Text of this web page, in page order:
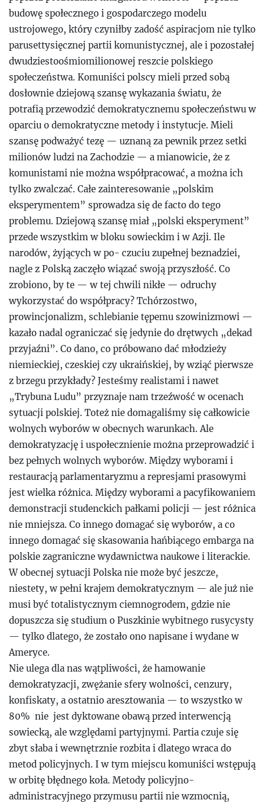
budowę społecznego i gospodarczego modelu
ustrojowego, który czyniłby zadość aspiracjom nie tylko
parusettysięcznej partii komunistycznej, ale i pozostałej
dwudziestoośmiomilionowej reszcie polskiego
społeczeństwa. Komuniści polscy mieli przed sobą
dosłownie dziejową szansę wykazania światu, że
potrafią przewodzić demokratycznemu społeczeństwu w
oparciu o demokratyczne metody i instytucje. Mieli
szansę podważyć tezę — uznaną za pewnik przez setki
milionów ludzi na Zachodzie — a mianowicie, że z
komunistami nie można współpracować, a można ich
tylko zwalczać. Całe zainteresowanie „polskim
eksperymentem” sprowadza się de facto do tego
problemu. Dziejową szansę miał „polski eksperyment”
przede wszystkim w bloku sowieckim i w Azji. Ile
narodów, żyjących w po- czuciu zupełnej beznadziei,
nagle z Polską zaczęło wiązać swoją przyszłość. Co
zrobiono, by te — w tej chwili nikłe — odruchy
wykorzystać do współpracy? Tchórzostwo,
prowincjonalizm, schlebianie tępemu szowinizmowi —
kazało nadal ograniczać się jedynie do drętwych „dekad
przyjaźni”. Co dano, co próbowano dać młodzieży
niemieckiej, czeskiej czy ukraińskiej, by wziąć pierwsze
z brzegu przykłady? Jesteśmy realistami i nawet
„Trybuna Ludu” przyznaje nam trzeźwość w ocenach
sytuacji polskiej. Toteż nie domagaliśmy się całkowicie
wolnych wyborów w obecnych warunkach. Ale
demokratyzację i uspołecznienie można przeprowadzić i
bez pełnych wolnych wyborów. Między wyborami i
restauracją parlamentaryzmu a represjami prasowymi
jest wielka różnica. Między wyborami a pacyfikowaniem
demonstracji studenckich pałkami policji — jest różnica
nie mniejsza. Co innego domagać się wyborów, a co
innego domagać się skasowania hańbiącego embarga na
polskie zagraniczne wydawnictwa naukowe i literackie.
W obecnej sytuacji Polska nie może być jeszcze,
niestety, w pełni krajem demokratycznym — ale już nie
musi być totalistycznym ciemnogrodem, gdzie nie
dopuszcza się studium o Puszkinie wybitnego rusycysty
— tylko dlatego, że zostało ono napisane i wydane w
Ameryce.
Nie ulega dla nas wątpliwości, że hamowanie
demokratyzacji, zwężanie sfery wolności, cenzury,
konfiskaty, a ostatnio aresztowania — to wszystko w
80% nie jest dyktowane obawą przed interwencją
sowiecką, ale względami partyjnymi. Partia czuje się
zbyt słaba i wewnętrznie rozbita i dlatego wraca do
metod policyjnych. I w tym miejscu komuniści wstępują
w orbitę błędnego koła. Metody policyjno-
administracyjnego przymusu partii nie wzmocnią,